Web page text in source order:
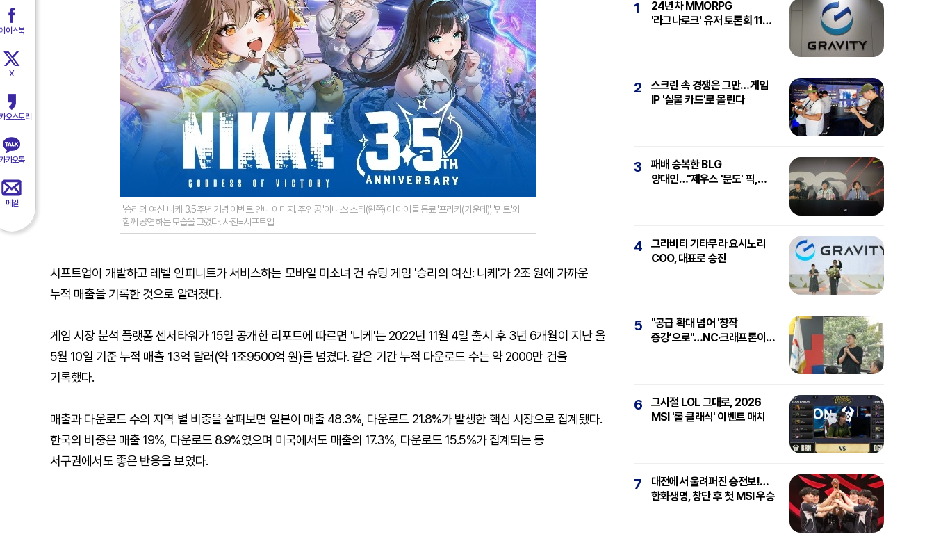
이스북
X
오스토리
카오톡
메일
'승리의 여신: 니케' 3.5주년 기념 이벤트 안내 이미지. 주인공 '아니스: 스타(왼쪽)'이 아이돌 동료 '프리카(가운데)', '민트'와
함께 공연하는 모습을 그렸다. 사진=시프트업
시프트업이 개발하고 레벨 인피니트가 서비스하는 모바일 미소녀 건 슈팅 게임 '승리의 여신: 니케'가 2조 원에 가까운
누적 매출을 기록한 것으로 알려졌다.
게임 시장 분석 플랫폼 센서타워가 15일 공개한 리포트에 따르면 '니케'는 2022년 11월 4일 출시 후 3년 6개월이 지난 올
5월 10일 기준 누적 매출 13억 달러(약 1조9500억 원)를 넘겼다. 같은 기간 누적 다운로드 수는 약 2000만 건을
기록했다.
매출과 다운로드 수의 지역 별 비중을 살펴보면 일본이 매출 48.3%, 다운로드 21.8%가 발생한 핵심 시장으로 집계됐다.
한국의 비중은 매출 19%, 다운로드 8.9%였으며 미국에서도 매출의 17.3%, 다운로드 15.5%가 집계되는 등
서구권에서도 좋은 반응을 보였다.
1
24년차 MMORPG
'라그나로크' 유저 토론회 11일
2
스크린 속 경쟁은 그만…게임
IP '실물 카드'로 몰린다
3
패배 승복한 BLG
양대인…"제우스 '문도' 픽,
4
그라비티 기타무라 요시노리
COO, 대표로 승진
5
"공급 확대 넘어 '창작
증강'으로"…NC·크래프톤이
6
그시절 LOL 그대로, 2026
MSI '롤 클래식' 이벤트 매치
7
대전에서 울려퍼진 승전보!…
한화생명, 창단 후 첫 MSI 우승